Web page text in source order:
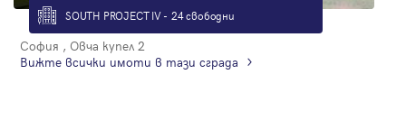
SOUTH PROJECT IV - 24 свободни
София , Овча купел 2
Вижте всички имоти в тази сграда